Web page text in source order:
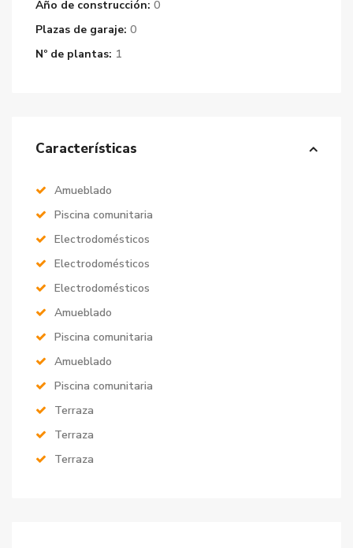
Año de construcción: 0
Plazas de garaje: 0
Nº de plantas: 1
Características
Amueblado
Piscina comunitaria
Electrodomésticos
Electrodomésticos
Electrodomésticos
Amueblado
Piscina comunitaria
Amueblado
Piscina comunitaria
Terraza
Terraza
Terraza